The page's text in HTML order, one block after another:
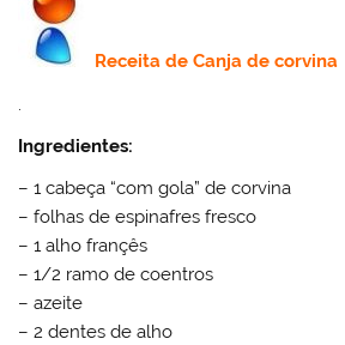
Receita deCanja de corvina
Ingredientes:
– 1 cabeça “com gola” de corvina
– folhas de espinafres fresco
– 1 alho françês
– 1/2 ramo de coentros
– azeite
– 2 dentes de alho